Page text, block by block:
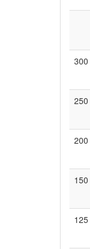
300
250
200
150
125